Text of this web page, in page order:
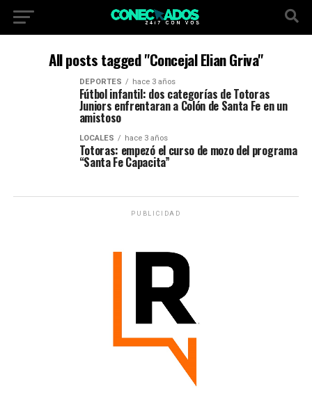
All posts tagged "Concejal Elian Griva"
DEPORTES hace 3 años
Fútbol infantil: dos categorías de Totoras
Juniors enfrentaran a Colón de Santa Fe en un
amistoso
LOCALES hace 3 años
Totoras: empezó el curso de mozo del programa
“Santa Fe Capacita”
PUBLICIDAD